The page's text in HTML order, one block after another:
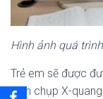
Hình ảnh quá
Trẻ em sẽ được
định chụp X-